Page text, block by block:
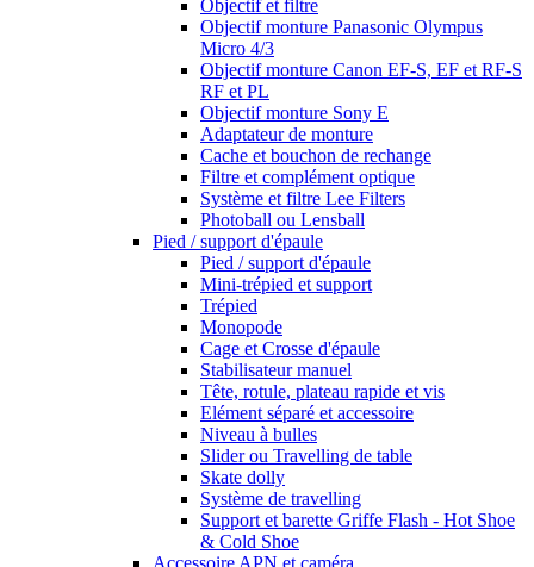
Objectif et filtre
Objectif monture Panasonic Olympus
Micro 4/3
Objectif monture Canon EF-S, EF et RF-S
RF et PL
Objectif monture Sony E
Adaptateur de monture
Cache et bouchon de rechange
Filtre et complément optique
Système et filtre Lee Filters
Photoball ou Lensball
Pied / support d'épaule
Pied / support d'épaule
Mini-trépied et support
Trépied
Monopode
Cage et Crosse d'épaule
Stabilisateur manuel
Tête, rotule, plateau rapide et vis
Elément séparé et accessoire
Niveau à bulles
Slider ou Travelling de table
Skate dolly
Système de travelling
Support et barette Griffe Flash - Hot Shoe
& Cold Shoe
Accessoire APN et caméra